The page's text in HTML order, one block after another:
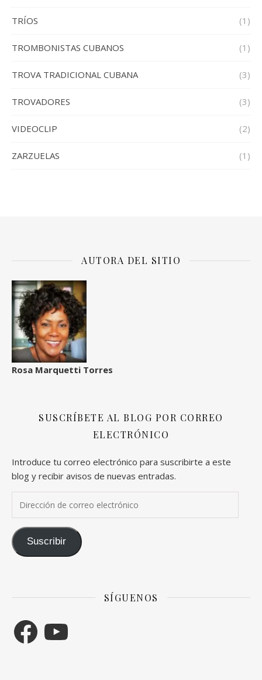
TRÍOS (1)
TROMBONISTAS CUBANOS (1)
TROVA TRADICIONAL CUBANA (3)
TROVADORES (3)
VIDEOCLIP (2)
ZARZUELAS (1)
AUTORA DEL SITIO
Rosa Marquetti Torres
SUSCRÍBETE AL BLOG POR CORREO
ELECTRÓNICO
Introduce tu correo electrónico para suscribirte a este
blog y recibir avisos de nuevas entradas.
Suscribir
SÍGUENOS
Facebook